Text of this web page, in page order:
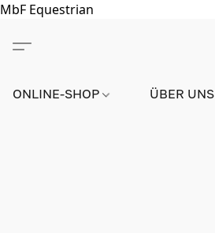
MbF Equestrian
ONLINE-SHOP ÜBER UNS